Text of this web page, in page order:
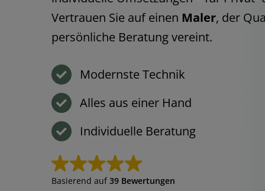
Vertrauen Sie auf einen Maler, der
persönliche Beratung vereint.
Modernste Technik
Alles aus einer Hand
Individuelle Beratung
Basierend auf 39 Bewertungen